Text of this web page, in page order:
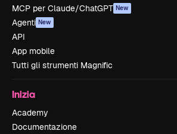
MCP per Claude/ChatGPT New
Agenti New
API
App mobile
Tutti gli strumenti Magnific
Inizia
Academy
Documentazione